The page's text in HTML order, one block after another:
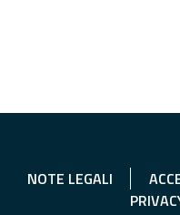
NOTE LEGALI